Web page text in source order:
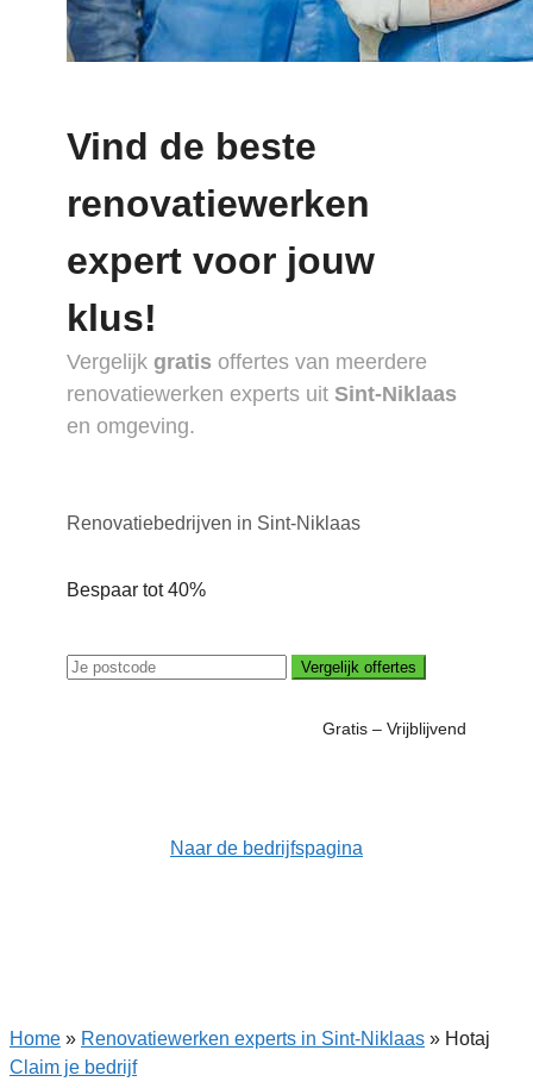
Vind de beste
renovatiewerken
expert voor jouw
klus!
Vergelijk gratis offertes van meerdere
renovatiewerken experts uit Sint-Niklaas
en omgeving.
Renovatiebedrijven in Sint-Niklaas
Bespaar tot 40%
Vergelijk offertes
Gratis – Vrijblijvend
Naar de bedrijfspagina
Home » Renovatiewerken experts in Sint-Niklaas » Hotaj
Claim je bedrijf